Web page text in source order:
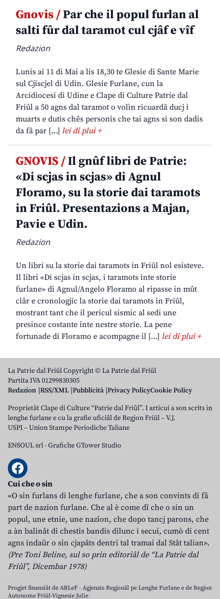
Gnovis /Par che il popul furlan al
salti fûr dal taramot cul cjâf e vîf
Redazion
Lunis ai 11 di Mai a lis 18,30 te Glesie di Sante Marie
sul Cjiscjel di Udin. Glesie Furlane, cun la
Arcidiocesi di Udine e Clape di Culture Patrie dal
Friûl a 50 agns dal taramot o volìn ricuardâ ducj i
muarts e dutis chês personis che tai agns si son dadis
da fâ par […] lei di plui +
GNOVIS /Il gnûf libri de Patrie:
«Di scjas in scjas» di Agnul
Floramo, su la storie dai taramots
in Friûl. Presentazions a Majan,
Pavie e Udin.
Redazion
Un libri su la storie dai taramots in Friûl nol esisteve.
Il libri «Di scjas in scjas, i taramots inte storie
furlane» di Agnul/Angelo Floramo al ripasse in mût
clâr e cronologjic la storie dai taramots in Friûl,
mostrant tant che il pericul sismic al sedi une
presince costante inte nestre storie. La pene
fortunade di Floramo e acompagne il […] lei di plui +
La Patrie dal Friûl Copyright © La Patrie dal Friûl
Partita IVA 01299830305
Redazion RSS/XML Pubblicità Privacy PolicyCookie Policy
Proprietât Clape di Culture “Patrie dal Friûl”. I articui a son scrits in
lenghe furlane e cu la grafie uficiâl de Regjon Friûl – V.J.
USPI – Union Stampe Periodiche Taliane
ENSOUL srl-Grafiche GTower Studio
Cui che o sin
«O sin furlans di lenghe furlane, che a son convints di fâ
part de nazion furlane. Che al è come dî che o sin un
popul, une etnie, une nazion, che dopo tancj parons, che
a àn balinât di chestis bandis dilunc i secui, cumò di cent
agns indaûr o sin cjapâts dentri tal tramai dal Stât talian».
(Pre Toni Beline, sul so prin editoriâl de “La Patrie dal
Friûl”, Dicembar 1978)
Progjet finanziât de ARLeF - Agjenzie Regjonâl pe Lenghe Furlane e de Regjon
Autonome Friûl-Vignesie Julie